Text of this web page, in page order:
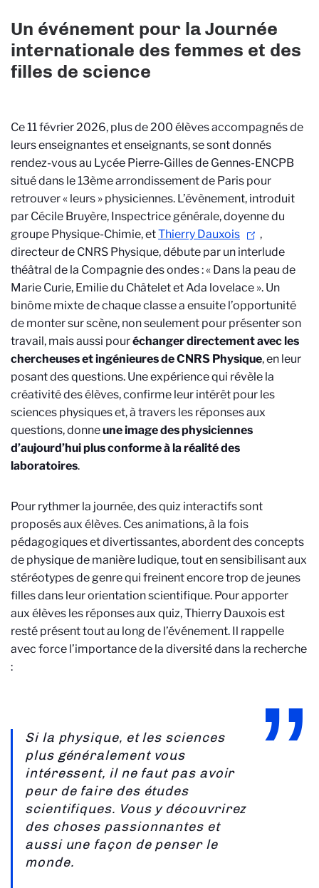
Un événement pour la Journée
internationale des femmes et des
filles de science
Ce 11 février 2026, plus de 200 élèves accompagnés de
leurs enseignantes et enseignants, se sont donnés
rendez-vous au Lycée Pierre-Gilles de Gennes-ENCPB
situé dans le 13ème arrondissement de Paris pour
retrouver « leurs » physiciennes. L’évènement, introduit
par Cécile Bruyère, Inspectrice générale, doyenne du
groupe Physique-Chimie, etThierry Dauxois
,
directeur de CNRS Physique, débute par un interlude
théâtral de la Compagnie des ondes : « Dans la peau de
Marie Curie, Emilie du Châtelet et Ada lovelace ». Un
binôme mixte de chaque classe a ensuite l’opportunité
de monter sur scène, non seulement pour présenter son
travail, mais aussi pouréchanger directement avec les
chercheuses et ingénieures de CNRS Physique, en leur
posant des questions. Une expérience qui révèle la
créativité des élèves, confirme leur intérêt pour les
sciences physiques et, à travers les réponses aux
questions, donneune image des physiciennes
d’aujourd’hui plus conforme à la réalité des
laboratoires.
Pour rythmer la journée, des quiz interactifs sont
proposés aux élèves. Ces animations, à la fois
pédagogiques et divertissantes, abordent des concepts
de physique de manière ludique, tout en sensibilisant aux
stéréotypes de genre qui freinent encore trop de jeunes
filles dans leur orientation scientifique. Pour apporter
aux élèves les réponses aux quiz, Thierry Dauxois est
resté présent tout au long de l’événement. Il rappelle
avec force l’importance de la diversité dans la recherche
:
Si la physique, et les sciences
plus généralement vous
intéressent, il ne faut pas avoir
peur de faire des études
scientifiques. Vous y découvrirez
des choses passionnantes et
aussi une façon de penser le
monde.